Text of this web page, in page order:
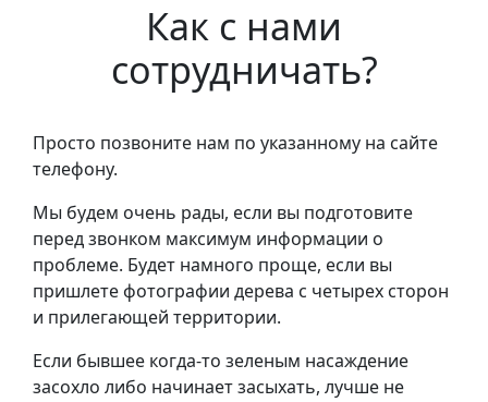
Как с нами
сотрудничать?
Просто позвоните нам по указанному на сайте
телефону.
Мы будем очень рады, если вы подготовите
перед звонком максимум информации о
проблеме. Будет намного проще, если вы
пришлете фотографии дерева с четырех сторон
и прилегающей территории.
Если бывшее когда-то зеленым насаждение
засохло либо начинает засыхать, лучше не